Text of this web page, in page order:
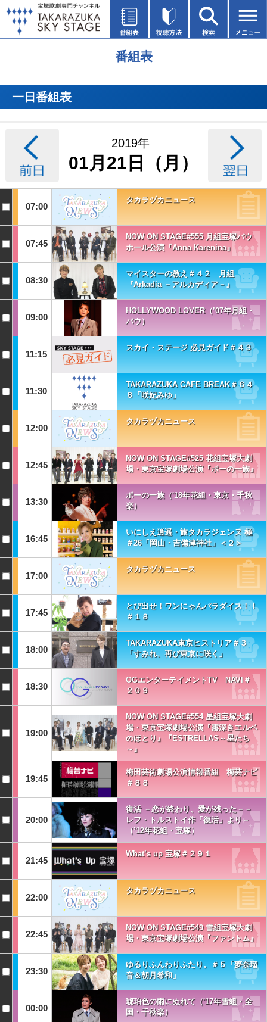
番組表
一日番組表
2019年
01月21日（月）
07:00
タカラヅカニュース
07:45
NOW ON STAGE#555 月組宝塚バウ
ホール公演『Anna Karenina』
08:30
マイスターの教え＃４２ 月組
『Arkadia －アルカディア－』
09:00
HOLLYWOOD LOVER（’07年月組・
バウ）
11:15
スカイ・ステージ 必見ガイド＃４３
11:30
TAKARAZUKA CAFE BREAK＃６４
８「咲妃みゆ」
12:00
タカラヅカニュース
12:45
NOW ON STAGE#525 花組宝塚大劇
場・東京宝塚劇場公演『ポーの一族』
13:30
ポーの一族（'18年花組・東京・千秋
楽）
16:45
いにしえ逍遥・旅タカラジェンヌ 極
＃26「岡山・吉備津神社」＜２＞
17:00
タカラヅカニュース
17:45
とび出せ！ワンにゃんパラダイス！！
＃１８
18:00
TAKARAZUKA東京ヒストリア＃３
「すみれ、再び東京に咲く」
18:30
OGエンターテイメントTV NAVI＃
２０９
19:00
NOW ON STAGE#554 星組宝塚大劇
場・東京宝塚劇場公演『霧深きエルベ
のほとり』『ESTRELLAS～星たち
～』
19:45
梅田芸術劇場公演情報番組 梅芸ナビ
＃８８
20:00
復活 －恋が終わり、愛が残った－－
レフ・トルストイ作「復活」より－
（’12年花組・宝塚）
21:45
What’s up 宝塚＃２９１
22:00
タカラヅカニュース
22:45
NOW ON STAGE#549 雪組宝塚大劇
場・東京宝塚劇場公演『ファントム』
23:30
ゆるりふんわりふたり。＃５「夢奈瑠
音＆朝月希和」
00:00
琥珀色の雨にぬれて（'17年雪組・全
国・千秋楽）